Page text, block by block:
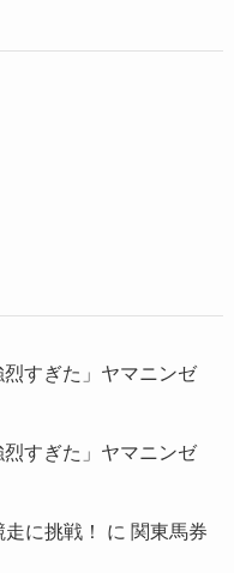
すぎた」ヤマニンゼ
すぎた」ヤマニンゼ
に挑戦！ に 関東馬券